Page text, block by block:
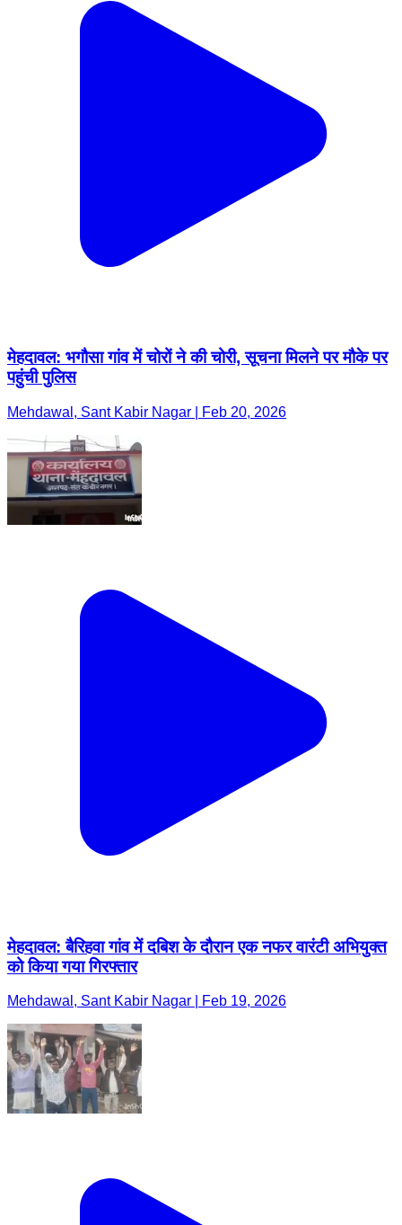
मेहदावल: भगौसा गांव में चोरों ने की चोरी, सूचना मिलने पर मौके पर
पहुंची पुलिस
Mehdawal, Sant Kabir Nagar | Feb 20, 2026
मेहदावल: बैरिहवा गांव में दबिश के दौरान एक नफर वारंटी अभियुक्त
को किया गया गिरफ्तार
Mehdawal, Sant Kabir Nagar | Feb 19, 2026